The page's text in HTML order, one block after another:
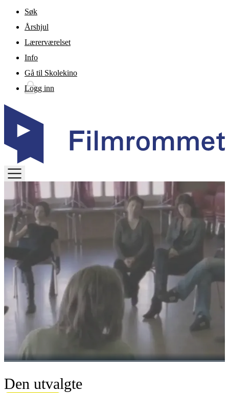
Gå til hovedinnhold
Søk
Årshjul
Lærerværelset
Info
Gå til Skolekino
Logg inn
TOGGLE
Den utvalgte